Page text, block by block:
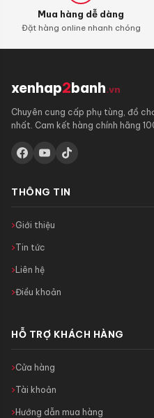
Mua hàng dễ dàng
Đặt hàng online nhanh chóng
xenhap2banh.vn
Chuyên cung cấp phụ tùng, đồ
nhất. Cam kết hàng chính hãng
THÔNG TIN
Giới thiệu
Tin tức
Liên hệ
Điều khoản
HỖ TRỢ KHÁCH HÀNG
Cửa hàng
Tài khoản
Hướng dẫn mua hàng